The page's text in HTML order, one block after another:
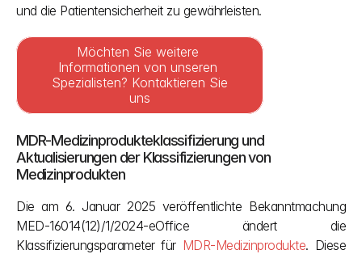
und die Patientensicherheit zu gewährleisten.
Möchten Sie weitere
Informationen von unseren
Spezialisten? Kontaktieren Sie
uns
MDR-Medizinprodukteklassifizierung und
Aktualisierungen der Klassifizierungen von
Medizinprodukten
Die am 6. Januar 2025 veröffentlichte Bekanntmachung
MED-16014(12)/1/2024-eOffice ändert die
Klassifizierungsparameter für MDR-Medizinprodukte. Diese